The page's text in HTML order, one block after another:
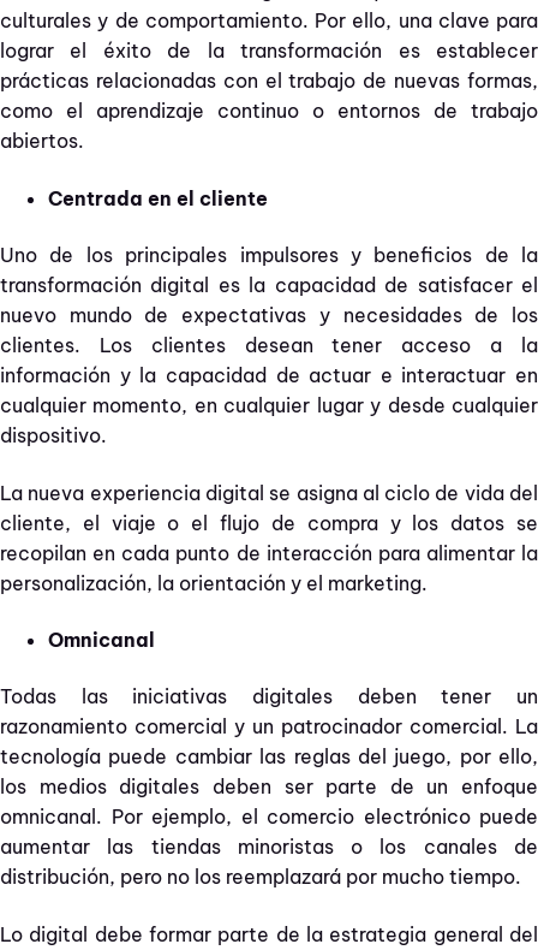
culturales y de comportamiento. Por ello, una clave para
lograr el éxito de la transformación es establecer
prácticas relacionadas con el trabajo de nuevas formas,
como el aprendizaje continuo o entornos de trabajo
abiertos.
Centrada en el cliente
Uno de los principales impulsores y beneficios de la
transformación digital es la capacidad de satisfacer el
nuevo mundo de expectativas y necesidades de los
clientes. Los clientes desean tener acceso a la
información y la capacidad de actuar e interactuar en
cualquier momento, en cualquier lugar y desde cualquier
dispositivo.
La nueva experiencia digital se asigna al ciclo de vida del
cliente, el viaje o el flujo de compra y los datos se
recopilan en cada punto de interacción para alimentar la
personalización, la orientación y el marketing.
Omnicanal
Todas las iniciativas digitales deben tener un
razonamiento comercial y un patrocinador comercial. La
tecnología puede cambiar las reglas del juego, por ello,
los medios digitales deben ser parte de un enfoque
omnicanal. Por ejemplo, el comercio electrónico puede
aumentar las tiendas minoristas o los canales de
distribución, pero no los reemplazará por mucho tiempo.
Lo digital debe formar parte de la estrategia general del